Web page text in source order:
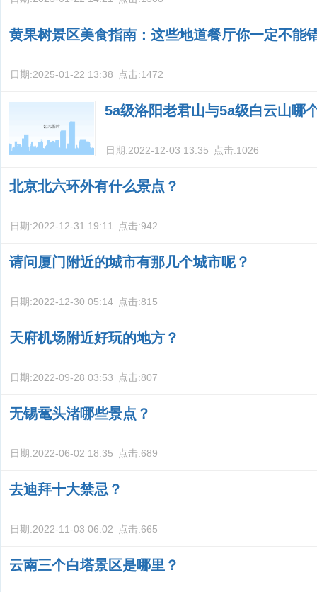
黄果树景区美食指南：这些地道餐厅你一定不能
日期:2025-01-22 13:38 点击:1472
5a级洛阳老君山与5a级白云山哪
日期:2022-12-03 13:35 点击:1026
北京北六环外有什么景点？
日期:2022-12-31 19:11 点击:942
请问厦门附近的城市有那几个城市呢？
日期:2022-12-30 05:14 点击:815
天府机场附近好玩的地方？
日期:2022-09-28 03:53 点击:807
无锡鼋头渚哪些景点？
日期:2022-06-02 18:35 点击:689
去迪拜十大禁忌？
日期:2022-11-03 06:02 点击:665
云南三个白塔景区是哪里？